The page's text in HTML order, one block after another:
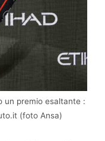
un premio esaltante :
(foto Ansa)